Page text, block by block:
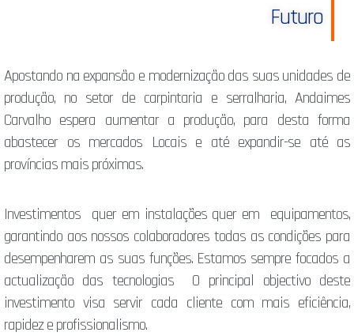
Futuro
Apostando na expansão e modernização das suas unidades de
produção, no setor de carpintaria e serralharia, Andaimes
Carvalho espera aumentar a produção, para desta forma
abastecer os mercados Locais e até expandir-se até as
províncias mais próximas.
Investimentos quer em instalações quer em equipamentos,
garantindo aos nossos colaboradores todas as condições para
desempenharem as suas funções. Estamos sempre focados a
actualização das tecnologias O principal objectivo deste
investimento visa servir cada cliente com mais eficiência,
rapidez e profissionalismo.